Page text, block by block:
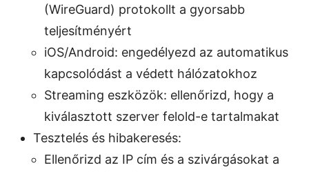
(WireGuard) protokollt a gyorsabb
teljesítményért
iOS/Android: engedélyezd az automatikus
kapcsolódást a védett hálózatokhoz
Streaming eszközök: ellenőrizd, hogy a
kiválasztott szerver felold-e tartalmakat
Tesztelés és hibakeresés:
Ellenőrizd az IP cím és a szivárgásokat a